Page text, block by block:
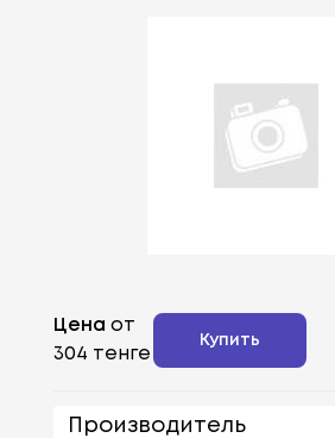
Цена от
304 тенге
Купить
Производитель